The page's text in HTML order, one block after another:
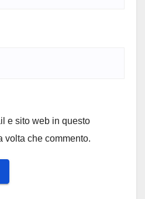
e sito web in questo
volta che commento.